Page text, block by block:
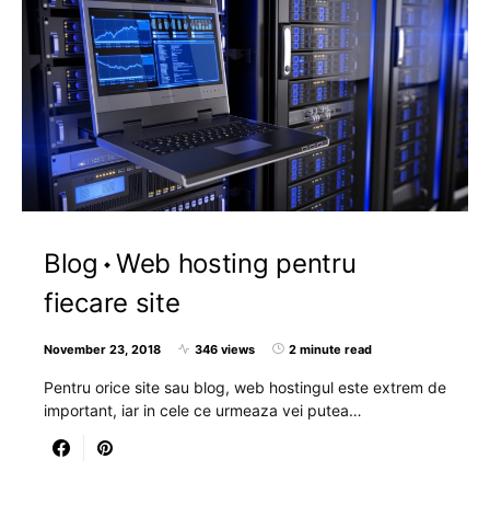
Blog
Web hosting pentru
fiecare site
November 23, 2018 346 views 2 minute read
Pentru orice site sau blog, web hostingul este extrem de
important, iar in cele ce urmeaza vei putea…